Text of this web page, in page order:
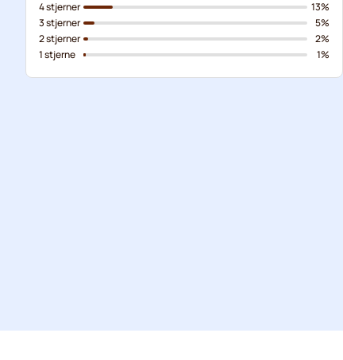
4 stjerner
3 stjerner
2 stjerner
1 stjerne
13%
5%
2%
1%